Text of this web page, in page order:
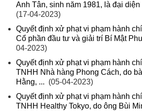
Anh Tân, sinh năm 1981, là đại diện
(17-04-2023)
Quyết định xử phạt vi phạm hành
Cổ phần đầu tư và giải trí Bí Mật
04-2023)
Quyết định xử phạt vi phạm hành
TNHH Nhà hàng Phong Cách, do
Hằng, ... (05-04-2023)
Quyết định xử phạt vi phạm hành
TNHH Healthy Tokyo, do ông Bùi